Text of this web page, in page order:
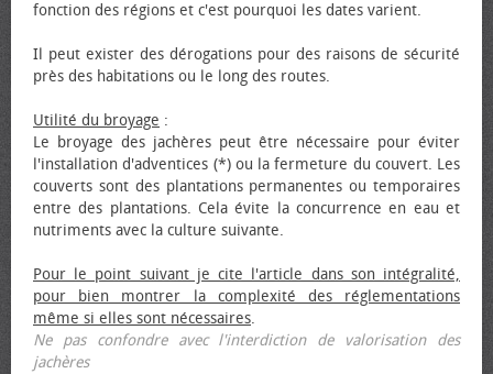
fonction des régions et c'est pourquoi les dates varient.
Il peut exister des dérogations pour des raisons de sécurité
près des habitations ou le long des routes.
Utilité du broyage :
Le broyage des jachères peut être nécessaire pour éviter
l'installation d'adventices (*) ou la fermeture du couvert. Les
couverts sont des plantations permanentes ou temporaires
entre des plantations. Cela évite la concurrence en eau et
nutriments avec la culture suivante.
Pour le point suivant je cite l'article dans son intégralité,
pour bien montrer la complexité des réglementations
même si elles sont nécessaires.
Ne pas confondre avec l'interdiction de valorisation des
jachères